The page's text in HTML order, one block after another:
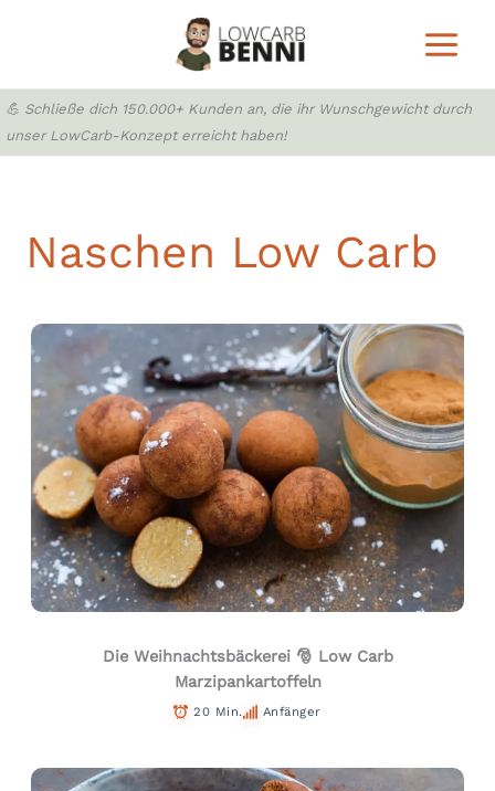
💪 Schließe dich 150.000+ Kunden an, die ihr Wunschgewicht durch
unser LowCarb-Konzept erreicht haben!
Naschen Low Carb
Die Weihnachtsbäckerei 🎅 Low Carb
Marzipankartoffeln
20 Min. Anfänger